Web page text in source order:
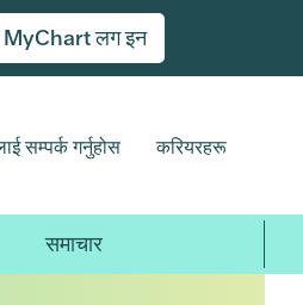
MyChart लग इन
सम्पर्क गर्नुहोस करियरहरू
समाचार